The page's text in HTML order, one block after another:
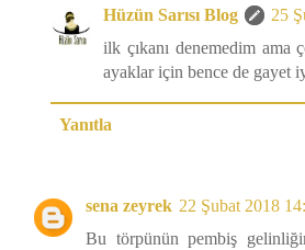
Hüzün Sarısı Blog
25
ilk çıkanı denemedim ama
ayaklar için bence de gayet
Yanıtla
sena zeyrek 22 Şubat 2018
Bu törpünün pembiş